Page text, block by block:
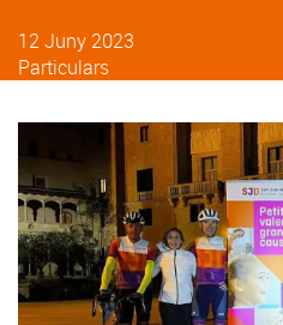
12 Juny 2023
Particulars